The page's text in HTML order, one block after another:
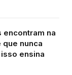
encontram na
nunca
ensina